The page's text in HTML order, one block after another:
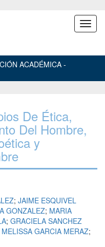
ACADÉMICA -
De Ética,
Del Hombre,
y
; JAIME ESQUIVEL
GONZALEZ; MARIA
; GRACIELA SANCHEZ
MELISSA GARCIA MERAZ;